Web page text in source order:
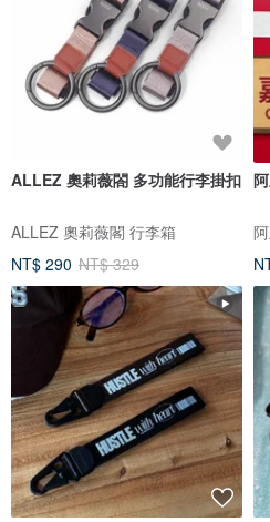
ALLEZ 奧莉薇閤 多功能行李掛扣
ALLEZ 奧莉薇閣 行李箱
NT$ 290 NT$ 329